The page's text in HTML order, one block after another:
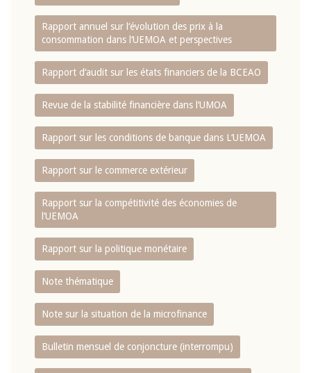
Rapport annuel sur l‘évolution des prix à la
consommation dans l‘UEMOA et perspectives
Rapport d‘audit sur les états financiers de la BCEAO
Revue de la stabilité financière dans l‘UMOA
Rapport sur les conditions de banque dans L‘UEMOA
Rapport sur le commerce extérieur
Rapport sur la compétitivité des économies de
l‘UEMOA
Rapport sur la politique monétaire
Note thématique
Note sur la situation de la microfinance
Bulletin mensuel de conjoncture (interrompu)